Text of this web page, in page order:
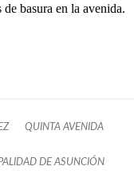
basura en la avenida.
QUINTA AVENIDA
DE ASUNCIÓN